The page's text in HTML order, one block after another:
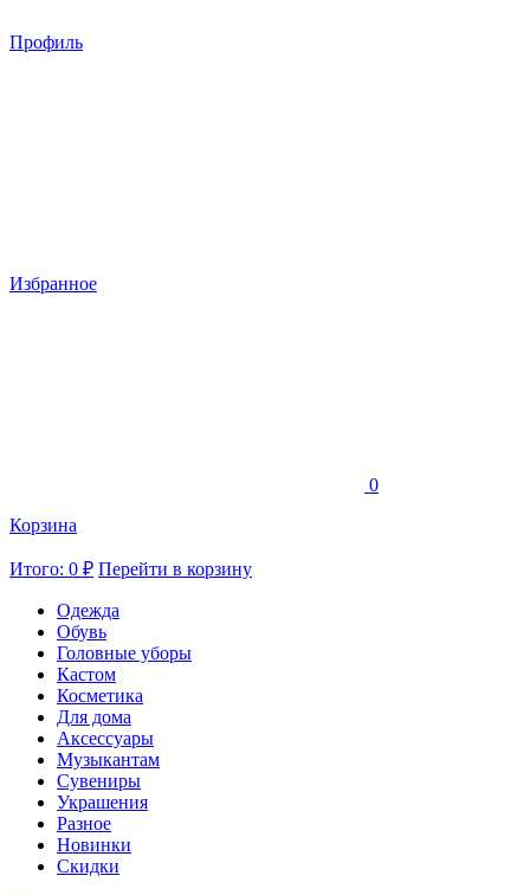
Профиль
Избранное
0
Корзина
Итого: 0 ₽ Перейти в корзину
Одежда
Обувь
Головные уборы
Кастом
Косметика
Для дома
Аксессуары
Музыкантам
Сувениры
Украшения
Разное
Новинки
Скидки